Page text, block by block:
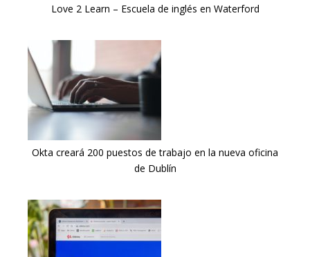
Love 2 Learn – Escuela de inglés en Waterford
Okta creará 200 puestos de trabajo en la nueva oficina
de Dublín